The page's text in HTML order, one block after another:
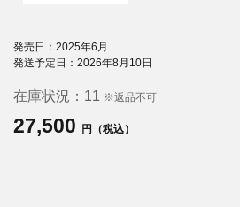
発売日：2025年6月
発送予定日：2026年8月10日
在庫状況： 11 ※返品不可
27,500 円（税込）